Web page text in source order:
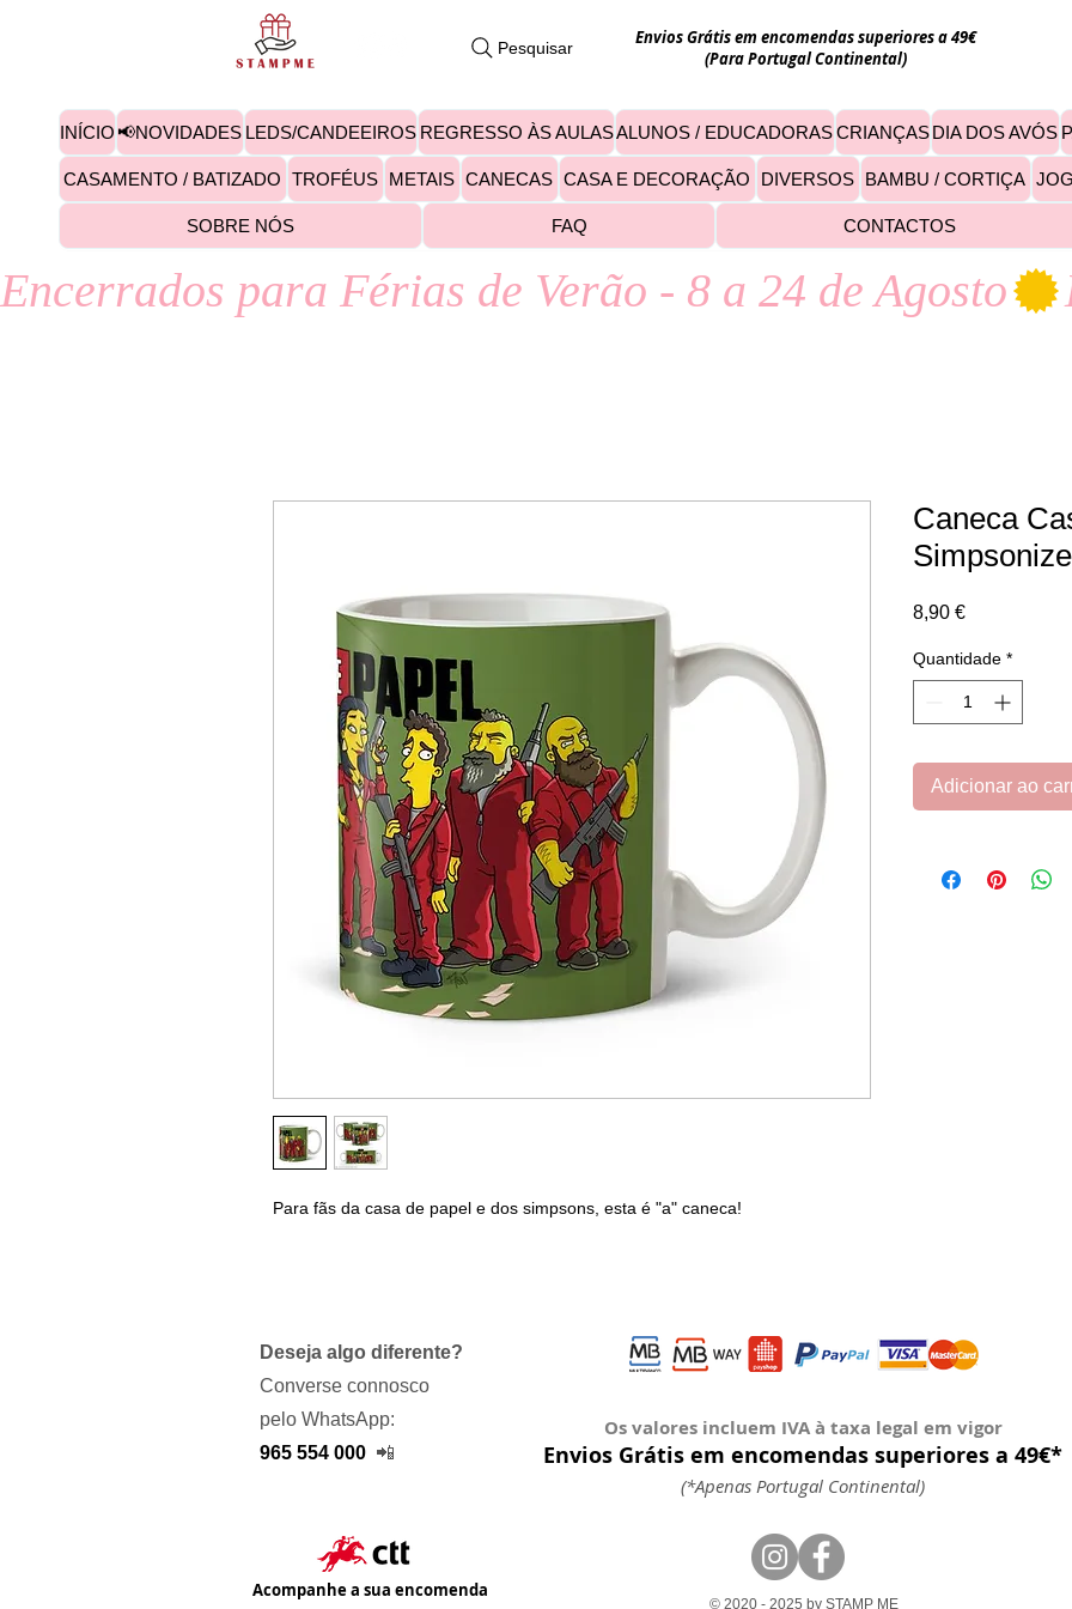
Pesquisar
Envios Grátis em encomendas superiores a 49€
(Para Portugal Continental)
Para fãs da casa de papel e dos simpsons, esta é "a" caneca!
Caneca
8,90 €Preço
Quantidade *
Adicionar ao
INÍCIO 📢NOVIDADES LEDS/CANDEEIROS REGRESSO ÀS AULASALUNOS / EDUCADORASCRIANÇASDIA DOS AVÓS
CASAMENTO / BATIZADO TROFÉUS METAIS CANECAS CASA E DECORAÇÃO DIVERSOS BAMBU / CORTIÇA
SOBRE NÓS FAQ CONTACTOS
Encerrados para Férias de Verão - 8 a 24 de Agosto
Deseja algo diferente?
Converse connosco
pelo WhatsApp:
965 554 000 📲
Os valores incluem IVA à taxa legal em vigor
Envios Grátis em encomendas superiores a 49€*
(*Apenas Portugal Continental)
Acompanhe a sua encomenda
© 2020 - 2025 by STAMP ME